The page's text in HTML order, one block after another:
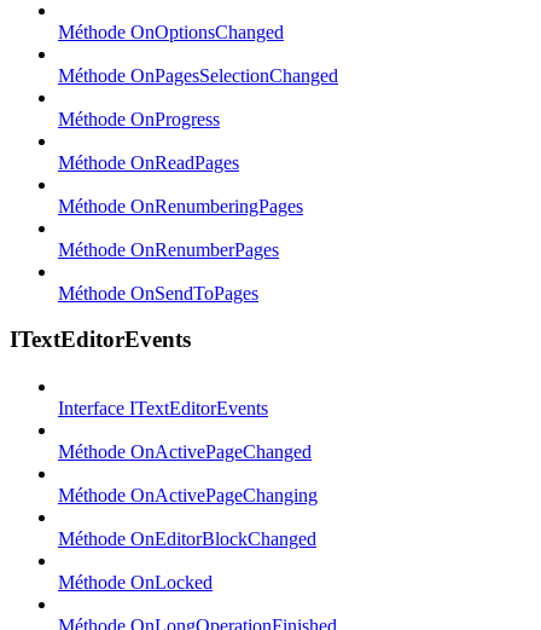
Méthode OnOptionsChanged
Méthode OnPagesSelectionChanged
Méthode OnProgress
Méthode OnReadPages
Méthode OnRenumberingPages
Méthode OnRenumberPages
Méthode OnSendToPages
ITextEditorEvents
Interface ITextEditorEvents
Méthode OnActivePageChanged
Méthode OnActivePageChanging
Méthode OnEditorBlockChanged
Méthode OnLocked